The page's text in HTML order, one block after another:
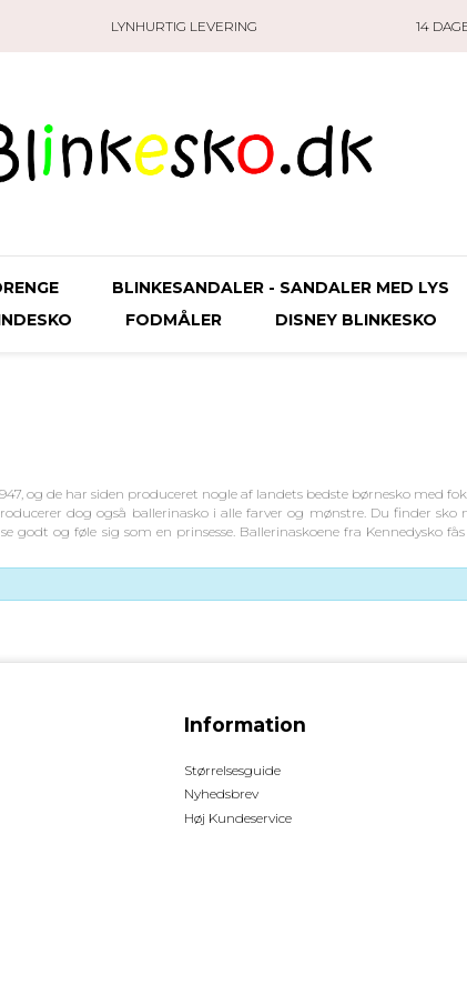
LYNHURTIG LEVERING 14
BLINKESANDALER - SANDALER MED LYS
FODMÅLER DISNEY BLINKESKO
og de har siden produceret nogle af landets bedste børnesko med
dog også ballerinasko i alle farver og mønstre. Du finder
og føle sig som en prinsesse. Ballerinaskoene fra Kennedysko
Information
Størrelsesguide
Nyhedsbrev
Høj Kundeservice